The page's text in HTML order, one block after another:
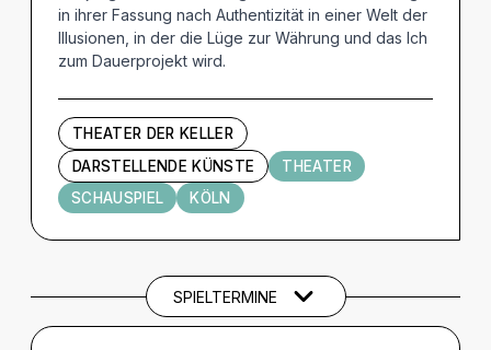
in ihrer Fassung nach Authentizität in einer Welt der
Illusionen, in der die Lüge zur Währung und das Ich
zum Dauerprojekt wird.
THEATER DER KELLER
DARSTELLENDE KÜNSTE
THEATER
SCHAUSPIEL
KÖLN
Termine und Tickets
SPIELTERMINE